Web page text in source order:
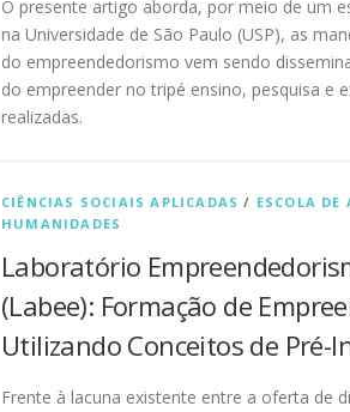
O presente artigo aborda, por meio de um
na Universidade de São Paulo (USP), as
do empreendedorismo vem sendo
do empreender no tripé ensino, pesquisa e
realizadas.
CIÊNCIAS SOCIAIS APLICADAS / ESCOLA DE
HUMANIDADES
Laboratório
(Labee): Formação de
Utilizando Conceitos de Pré-
Frente à lacuna existente entre a oferta de